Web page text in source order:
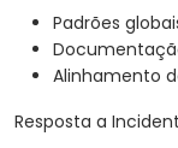
Padrões
Alinhamento
Resposta a